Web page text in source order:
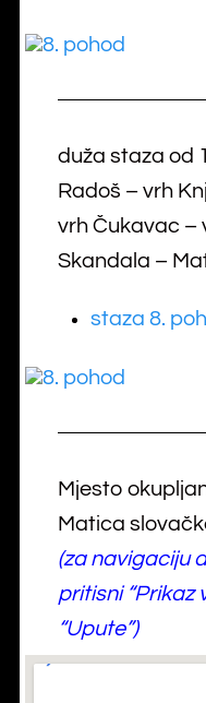
duža staza od
Radoš – vrh
vrh Čukavac –
Skandala –
staza 8.
Mjesto
Matica
(za navigaciju
pritisni “Prikaz
“Upute”)